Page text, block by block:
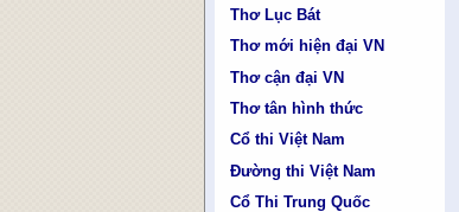
Thơ Lục Bát
Thơ mới hiện đại VN
Thơ cận đại VN
Thơ tân hình thức
Cổ thi Việt Nam
Đường thi Việt Nam
Cổ Thi Trung Quốc